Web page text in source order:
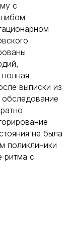
с
выписки из
не была
поликлиники
ритма с